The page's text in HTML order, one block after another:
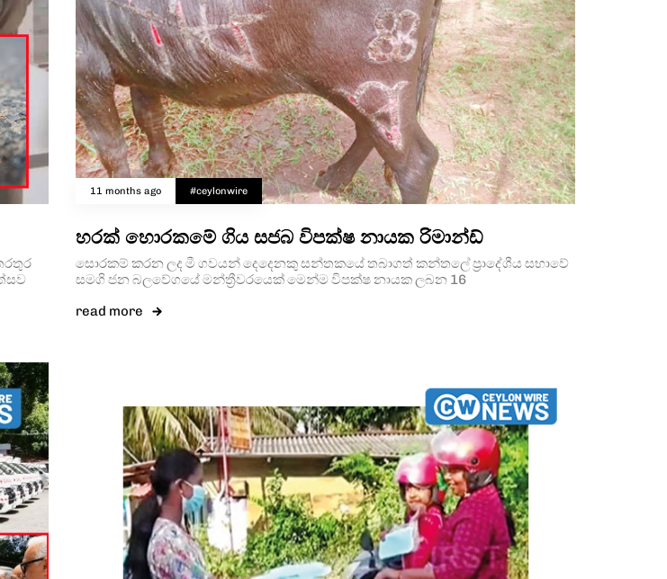
11 months ago #ceylonwire
හරක් හොරකමේ ගිය සජබ විපක්ෂ නායක රිමාන්ඩ්
සොර­කම් කරන ලද මී ගව­යන් දෙදෙ­නකු සන්ත­කයේ තබා­ගත් කන්තලේ ප්‍රාදේ­ශීය සභාවේ
සමගි ජන බල­වේ­ගයේ මන්ත්‍රී­ව­ර­යෙක් මෙන්ම විපක්ෂ නායක ලබන 16
read more